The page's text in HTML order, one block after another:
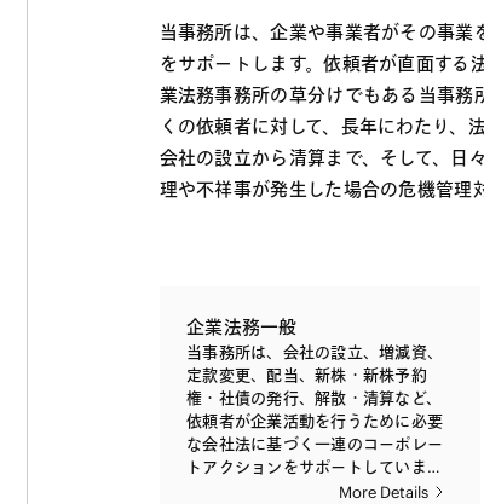
自動車・造船・機
化学
当事務所は、企業や事業者がその事
をサポートします。依頼者が直面する
業法務事務所の草分けでもある当事務
くの依頼者に対して、長年にわたり、
会社の設立から清算まで、そして、日
理や不祥事が発生した場合の危機管理
企業法務一般
当事務所は、会社の設立、増減資、
定款変更、配当、新株・新株予約
権・社債の発行、解散・清算など、
依頼者が企業活動を行うために必要
な会社法に基づく一連のコーポレー
トアクションをサポートしていま
す。サポート内容には、プランニン
More Details